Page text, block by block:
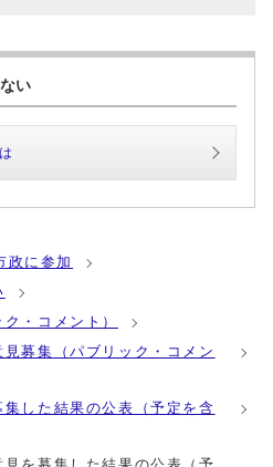
い
政に参加
・コメント）
募集（パブリック・コメン
した結果の公表（予定を含